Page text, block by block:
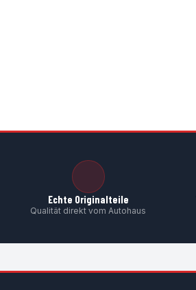
Echte Originalteile
Qualität direkt vom Autohaus